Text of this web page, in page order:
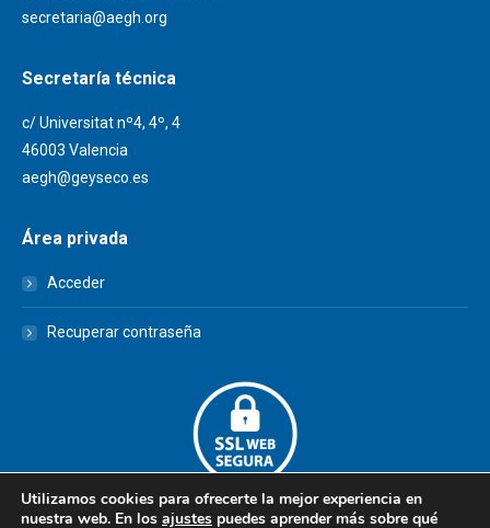
secretaria@aegh.org
Secretaría técnica
c/ Universitat nº4, 4º, 4
46003 Valencia
aegh@geyseco.es
Área privada
Acceder
Recuperar contraseña
Utilizamos cookies para ofrecerte la mejor experiencia en
nuestra web. En los ajustes puedes aprender más sobre qué